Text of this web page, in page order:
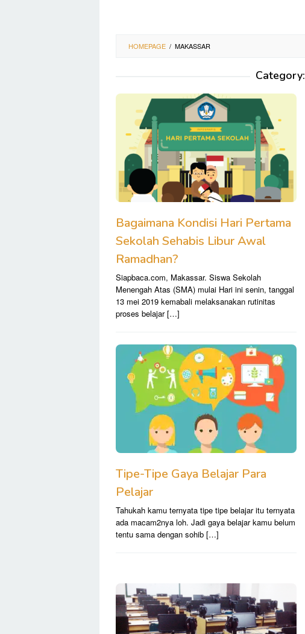
HOMEPAGE / MAKASSAR
Category:
Bagaimana Kondisi Hari Pertama
Sekolah Sehabis Libur Awal
Ramadhan?
Siapbaca.com, Makassar. Siswa Sekolah
Menengah Atas (SMA) mulai Hari ini senin, tanggal
13 mei 2019 kemabali melaksanakan rutinitas
proses belajar […]
Tipe-Tipe Gaya Belajar Para
Pelajar
Tahukah kamu ternyata tipe tipe belajar itu ternyata
ada macam2nya loh. Jadi gaya belajar kamu belum
tentu sama dengan sohib […]